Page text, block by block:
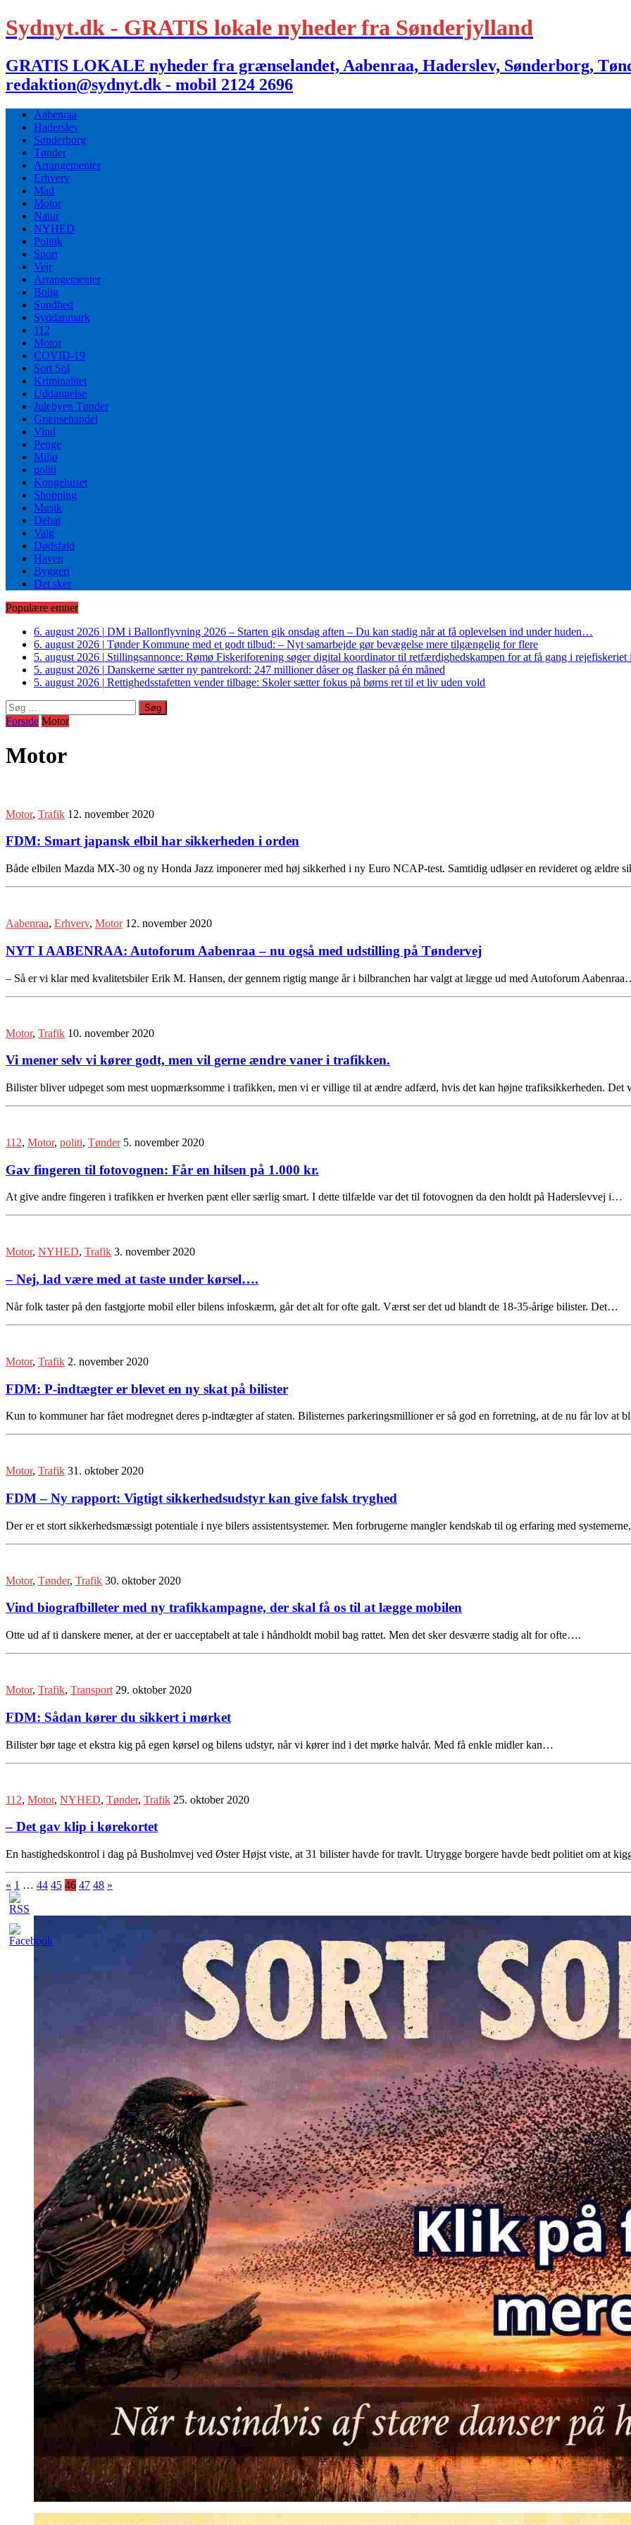
Sydnyt.dk - GRATIS lokale nyheder fra Sønderjylland
GRATIS LOKALE nyheder fra grænselandet, Aabenraa, Haderslev, Sønderborg,
redaktion@sydnyt.dk - mobil 2124 2696
Aabenraa
Haderslev
Sønderborg
Tønder
Arrangementer
Erhverv
Mad
Motor
Natur
NYHED
Politik
Sport
Vejr
Arrangementer
Bolig
Sundhed
Syddanmark
112
Motor
COVID-19
Sort Sol
Kriminalitet
Uddannelse
Julebyen Tønder
Grænsehandel
Vind
Penge
Miljø
politi
Kongehuset
Shopping
Musik
Debat
Valg
Dødsfald
Haven
Byggeri
Det sker
Populære emner
6. august 2026 | DM i Ballonflyvning 2026 – Starten gik onsdag aften – Du kan stadig når at få oplevelsen ind under huden…
6. august 2026 | Tønder Kommune med et godt tilbud: – Nyt samarbejde gør bevægelse mere tilgængelig for flere
5. august 2026 | Stillingsannonce: Rømø Fiskeriforening søger digital koordinator til retfærdighedskampen for at få gang i
5. august 2026 | Danskerne sætter ny pantrekord: 247 millioner dåser og flasker på én måned
5. august 2026 | Rettighedsstafetten vender tilbage: Skoler sætter fokus på børns ret til et liv uden vold
Søg
efter:
Forside Motor
Motor
Motor, Trafik 12. november 2020
FDM: Smart japansk elbil har sikkerheden i orden
Både elbilen Mazda MX-30 og ny Honda Jazz imponerer med høj sikkerhed i ny Euro NCAP-test. Samtidig udløser en revideret og ældre
Aabenraa, Erhverv, Motor 12. november 2020
NYT I AABENRAA: Autoforum Aabenraa – nu også med udstilling på Tøndervej
– Så er vi klar med kvalitetsbiler Erik M. Hansen, der gennem rigtig mange år i bilbranchen har valgt at lægge ud med Autoforum
Motor, Trafik 10. november 2020
Vi mener selv vi kører godt, men vil gerne ændre vaner i trafikken.
Bilister bliver udpeget som mest uopmærksomme i trafikken, men vi er villige til at ændre adfærd, hvis det kan højne trafiksikkerheden. Det
112, Motor, politi, Tønder 5. november 2020
Gav fingeren til fotovognen: Får en hilsen på 1.000 kr.
At give andre fingeren i trafikken er hverken pænt eller særlig smart. I dette tilfælde var det til fotovognen da den holdt på Haderslevvej i…
Motor, NYHED, Trafik 3. november 2020
– Nej, lad være med at taste under kørsel….
Når folk taster på den fastgjorte mobil eller bilens infoskærm, går det alt for ofte galt. Værst ser det ud blandt de 18-35-årige bilister. Det…
Motor, Trafik 2. november 2020
FDM: P-indtægter er blevet en ny skat på bilister
Kun to kommuner har fået modregnet deres p-indtægter af staten. Bilisternes parkeringsmillioner er så god en forretning, at de nu får lov at
Motor, Trafik 31. oktober 2020
FDM – Ny rapport: Vigtigt sikkerhedsudstyr kan give falsk tryghed
Der er et stort sikkerhedsmæssigt potentiale i nye bilers assistentsystemer. Men forbrugerne mangler kendskab til og erfaring med
Motor, Tønder, Trafik 30. oktober 2020
Vind biografbilleter med ny trafikkampagne, der skal få os til at lægge mobilen
Otte ud af ti danskere mener, at der er uacceptabelt at tale i håndholdt mobil bag rattet. Men det sker desværre stadig alt for ofte….
Motor, Trafik, Transport 29. oktober 2020
FDM: Sådan kører du sikkert i mørket
Bilister bør tage et ekstra kig på egen kørsel og bilens udstyr, når vi kører ind i det mørke halvår. Med få enkle midler kan…
112, Motor, NYHED, Tønder, Trafik 25. oktober 2020
– Det gav klip i kørekortet
En hastighedskontrol i dag på Busholmvej ved Øster Højst viste, at 31 bilister havde for travlt. Utrygge borgere havde bedt politiet om at
« 1 … 44 45 46 47 48 »